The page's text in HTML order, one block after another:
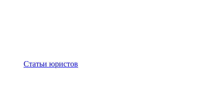
Блог
Статьи юристов